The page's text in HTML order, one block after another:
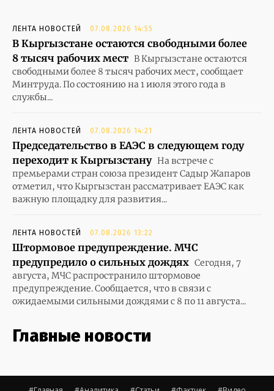
ЛЕНТА НОВОСТЕЙ 07.08.2026 14:55
В Кыргызстане остаются свободными более
8 тысяч рабочих мест В Кыргызстане остаются
свободными более 8 тысяч рабочих мест, сообщает
Минтруда. По состоянию на 1 июля этого года в
службы...
ЛЕНТА НОВОСТЕЙ 07.08.2026 14:21
Председательство в ЕАЭС в следующем году
переходит к Кыргызстану На встрече с
премьерами стран союза президент Садыр Жапаров
отметил, что Кыргызстан рассматривает ЕАЭС как
важную площадку для развития...
ЛЕНТА НОВОСТЕЙ 07.08.2026 13:22
Штормовое предупреждение. МЧС
предупредило о сильных дождях Сегодня, 7
августа, МЧС распространило штормовое
предупреждение. Сообщается, что в связи с
ожидаемыми сильными дождями с 8 по 11 августа...
Главные новости